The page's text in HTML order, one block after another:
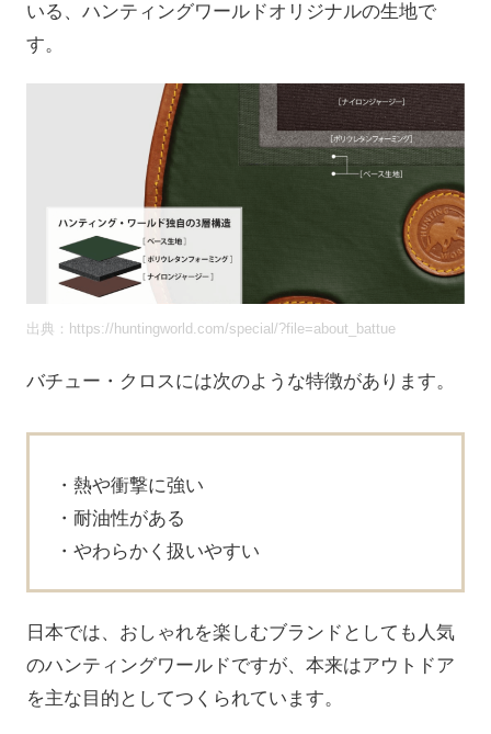
いる、ハンティングワールドオリジナルの生地で
す。
出典：https://huntingworld.com/special/?file=about_battue
バチュー・クロスには次のような特徴があります。
熱や衝撃に強い
耐油性がある
やわらかく扱いやすい
日本では、おしゃれを楽しむブランドとしても人気
のハンティングワールドですが、本来はアウトドア
を主な目的としてつくられています。